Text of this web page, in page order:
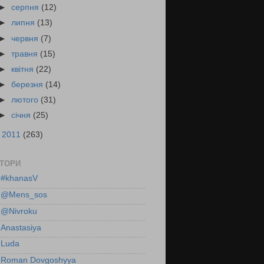
серпня (12)
липня (13)
червня (7)
травня (15)
квітня (22)
березня (14)
лютого (31)
січня (25)
2011 (263)
#khanasV
@Mens_sos
@Nivroku
Anastasiya
Luda
Roman Dovgoshyya